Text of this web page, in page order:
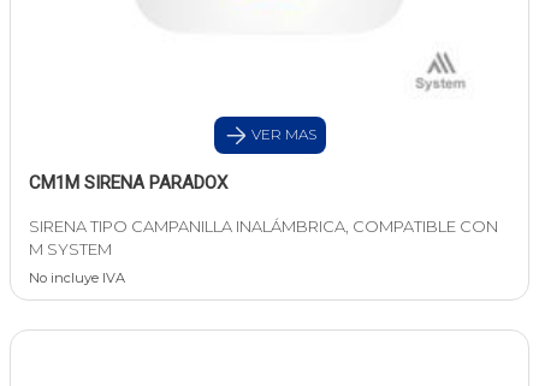
VER MAS
CM1M SIRENA PARADOX
SIRENA TIPO CAMPANILLA INALÁMBRICA, COMPATIBLE CON
M SYSTEM
No incluye IVA